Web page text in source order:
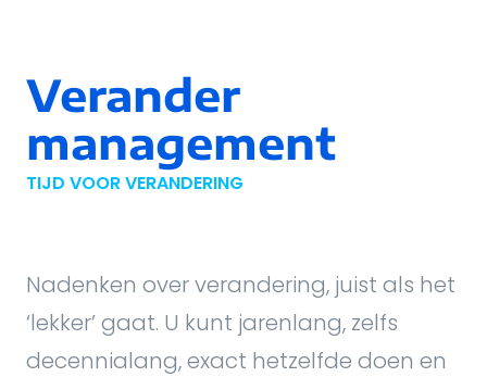
Verander
management
TIJD VOOR VERANDERING
Nadenken over verandering, juist als het
‘lekker’ gaat. U kunt jarenlang, zelfs
decennialang, exact hetzelfde doen en